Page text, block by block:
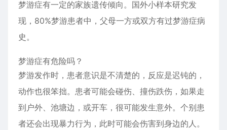
梦游症有一定的家族遗传倾向。国外小样本研究发
现，80%梦游患者中，父母一方或双方有过梦游症病
史。
梦游症有危险吗？
梦游发作时，患者意识是不清楚的，反应是迟钝的，
动作也很笨拙。患者可能会碰伤、撞伤跌伤，如果走
到户外、池塘边，或开车，很可能发生意外。个别患
者还会出现暴力行为，此时可能会伤害到身边的人。